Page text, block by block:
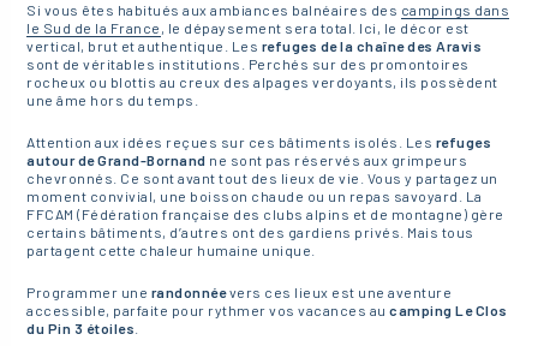
Si vous êtes habitués aux ambiances balnéaires des campings dans
le Sud de la France , le dépaysement sera total. Ici, le décor est
vertical, brut et authentique. Les refuges de la chaîne des Aravis
sont de véritables institutions. Perchés sur des promontoires
rocheux ou blottis au creux des alpages verdoyants, ils possèdent
une âme hors du temps.
Attention aux idées reçues sur ces bâtiments isolés. Les refuges
autour de Grand-Bornand ne sont pas réservés aux grimpeurs
chevronnés. Ce sont avant tout des lieux de vie. Vous y partagez un
moment convivial, une boisson chaude ou un repas savoyard. La
FFCAM (Fédération française des clubs alpins et de montagne) gère
certains bâtiments, d’autres ont des gardiens privés. Mais tous
partagent cette chaleur humaine unique.
Programmer une randonnéevers ces lieux est une aventure
accessible, parfaite pour rythmer vos vacances aucamping Le Clos
du Pin 3 étoiles